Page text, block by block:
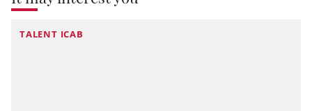
TALENT ICAB